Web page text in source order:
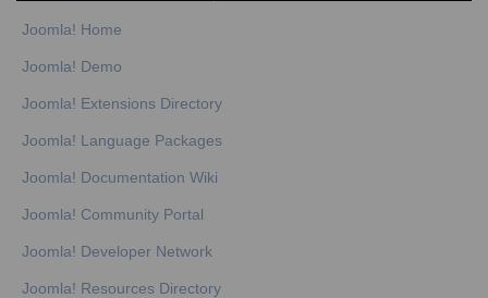
Joomla! Home
Joomla! Demo
Joomla! Extensions Directory
Joomla! Language Packages
Joomla! Documentation Wiki
Joomla! Community Portal
Joomla! Developer Network
Joomla! Resources Directory